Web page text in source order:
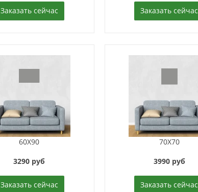
Заказать сейчас Заказать сейчас
60X90
3290 руб
Заказать сейчас
70X70
3990 руб
Заказать сейчас